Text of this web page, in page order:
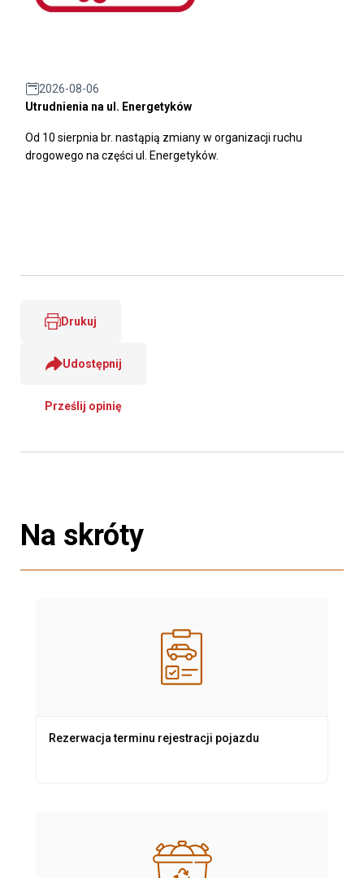
2026-08-06
Utrudnienia na ul. Energetyków
Od 10 sierpnia br. nastąpią zmiany w organizacji ruchu
drogowego na części ul. Energetyków.
Drukuj
Udostępnij
Prześlij opinię
Na skróty
Rezerwacja terminu rejestracji pojazdu